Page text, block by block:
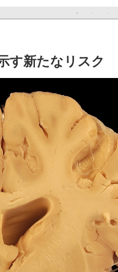
す新たなリスク